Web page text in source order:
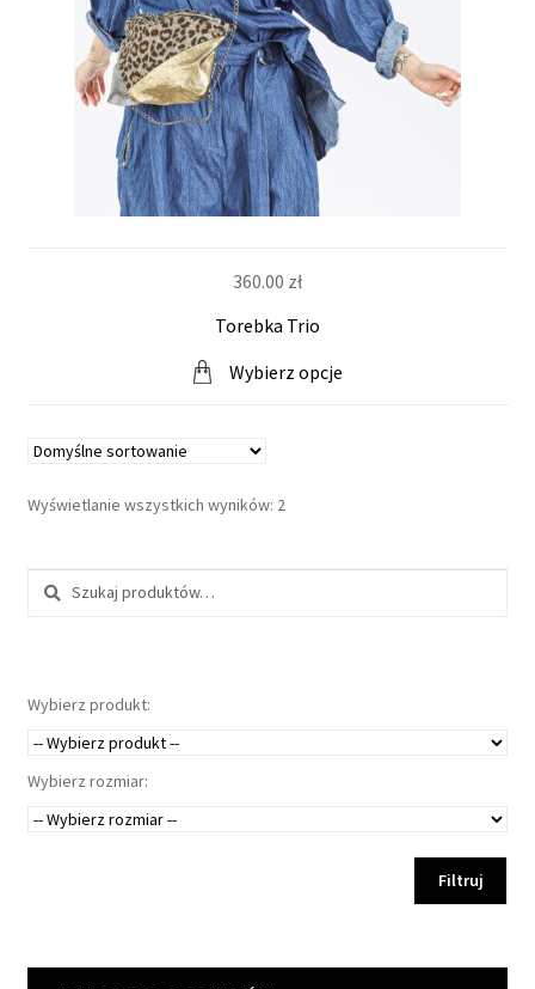
Wybierz opcje
360.00 zł
Torebka Trio
Wyświetlanie wszystkich wyników: 2
Wybierz produkt:
Wybierz rozmiar:
Filtruj